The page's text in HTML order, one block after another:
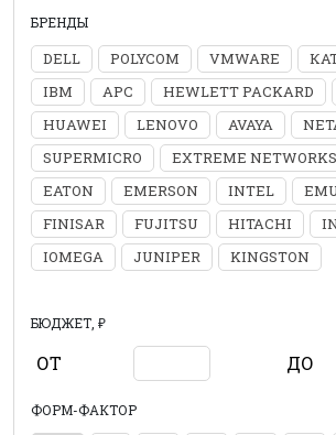
БРЕНДЫ
DELL POLYCOM VMWARE
IBM
APC HEWLETT PACKARD
HUAWEI
LENOVO AVAYA
SUPERMICRO
EXTREME NETWORKS
EATON
EMERSON INTEL
FINISAR
FUJITSU HITACHI
IOMEGA
JUNIPER KINGSTON
БЮДЖЕТ, ₽
ОТ ДО
ФОРМ-ФАКТОР